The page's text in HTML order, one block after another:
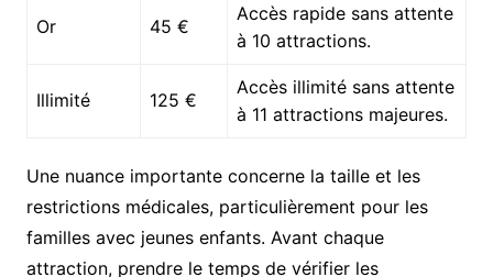
Or 45 €
Accès rapide sans attente
à 10 attractions.
Illimité 125 €
Accès illimité sans attente
à 11 attractions majeures.
Une nuance importante concerne la taille et les
restrictions médicales, particulièrement pour les
familles avec jeunes enfants. Avant chaque
attraction, prendre le temps de vérifier les